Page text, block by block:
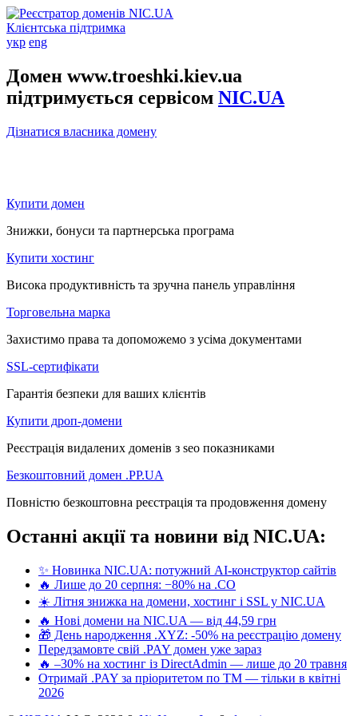
Клієнтська підтримка
укр eng
Домен www.troeshki.kiev.ua
підтримується сервісом NIC.UA
Дізнатися власника домену
Купити домен
Знижки, бонуси та партнерська програма
Купити хостинг
Висока продуктивність та зручна панель управління
Торговельна марка
Захистимо права та допоможемо з усіма документами
SSL-сертифікати
Гарантія безпеки для ваших клієнтів
Купити дроп-домени
Реєстрація видалених доменів з seo показниками
Безкоштовний домен .PP.UA
Повністю безкоштовна реєстрація та продовження домену
Останні акції та новини від NIC.UA:
✨ Новинка NIC.UA: потужний AI-конструктор сайтів
🔥 Лише до 20 серпня: −80% на .CO
☀️ Літня знижка на домени, хостинг і SSL у NIC.UA
🔥 Нові домени на NIC.UA — від 44,59 грн
🎁 День народження .XYZ: -50% на реєстрацію домену
Передзамовте свій .PAY домен уже зараз
🔥 –30% на хостинг із DirectAdmin — лише до 20 травня
Отримай .PAY за пріоритетом по ТМ — тільки в квітні
2026